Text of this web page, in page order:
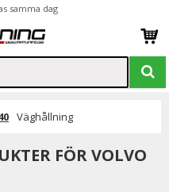
samma dag
Väghållning
FÖR VOLVO